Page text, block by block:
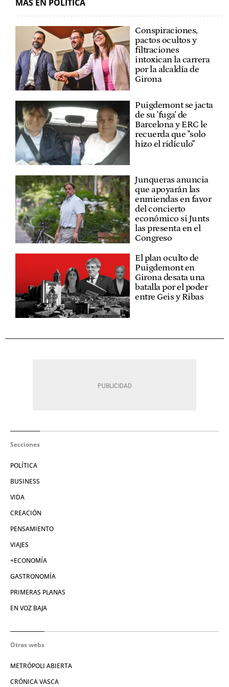
MÁS EN POLÍTICA
Conspiraciones,
pactos ocultos y
filtraciones
intoxican la carrera
por la alcaldía de
Girona
Puigdemont se jacta
de su 'fuga' de
Barcelona y ERC le
recuerda que "solo
hizo el ridículo"
Junqueras anuncia
que apoyarán las
enmiendas en favor
del concierto
económico si Junts
las presenta en el
Congreso
El plan oculto de
Puigdemont en
Girona desata una
batalla por el poder
entre Geis y Ribas
Secciones
POLÍTICA
BUSINESS
VIDA
CREACIÓN
PENSAMIENTO
VIAJES
+ECONOMÍA
GASTRONOMÍA
PRIMERAS PLANAS
EN VOZ BAJA
Otras webs
METRÓPOLI ABIERTA
CRÓNICA VASCA